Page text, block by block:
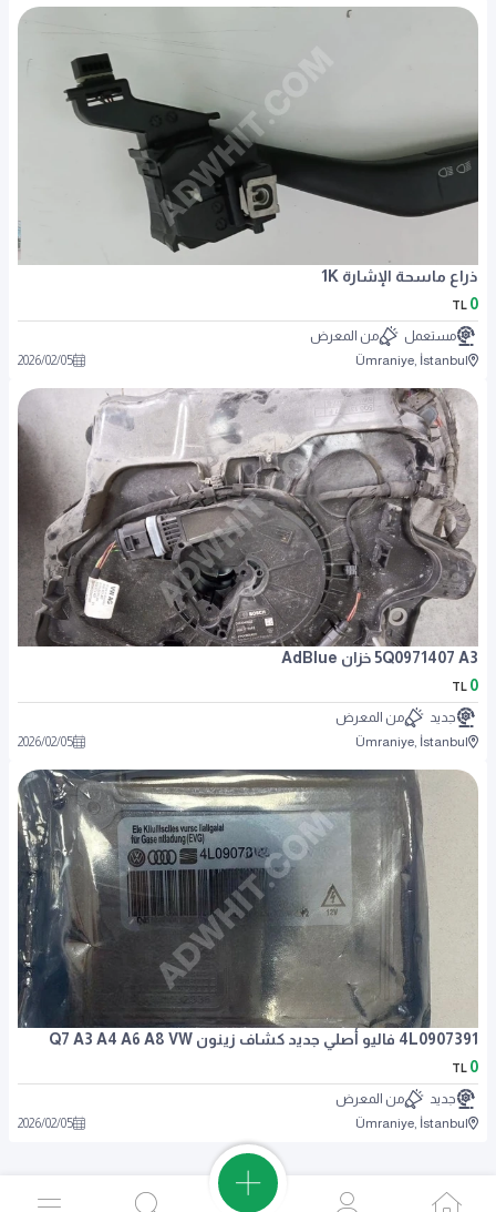
ذراع ماسحة الإشارة 1K
0
TL
مستعمل
من المعرض
Ümraniye, İstanbul
2026/02/05
5Q0971407 A3 خزان AdBlue
0
TL
جديد
من المعرض
Ümraniye, İstanbul
2026/02/05
4L0907391 فاليو أصلي جديد كشاف زينون Q7 A3 A4 A6 A8 VW
0
TL
جديد
من المعرض
Ümraniye, İstanbul
2026/02/05